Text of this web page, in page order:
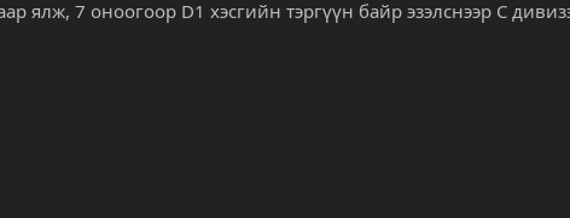
ялж, 7 оноогоор D1 хэсгийн тэргүүн байр эзэлснээр C